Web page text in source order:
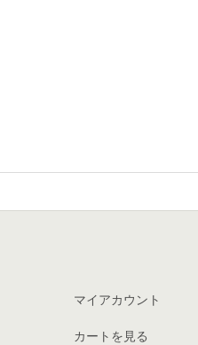
マイアカウント
カートを見る